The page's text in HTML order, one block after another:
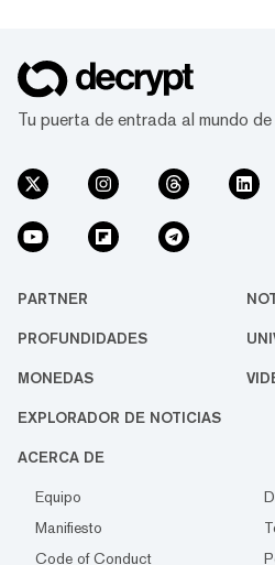
Tu puerta de entrada al mundo
PARTNER
PROFUNDIDADES
MONEDAS
EXPLORADOR DE NOTICIAS
ACERCA DE
Equipo
Manifiesto
Code of Conduct